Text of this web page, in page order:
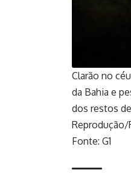
Clarão no
da Bahia e
dos restos
Reprodução/
Fonte: G1